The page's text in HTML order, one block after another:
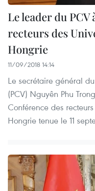
Le leader du PCV
recteurs des
Hongrie
11/09/2018 14:14
Le secrétaire général
(PCV) Nguyên Phu
Conférence des
Hongrie tenue le 11